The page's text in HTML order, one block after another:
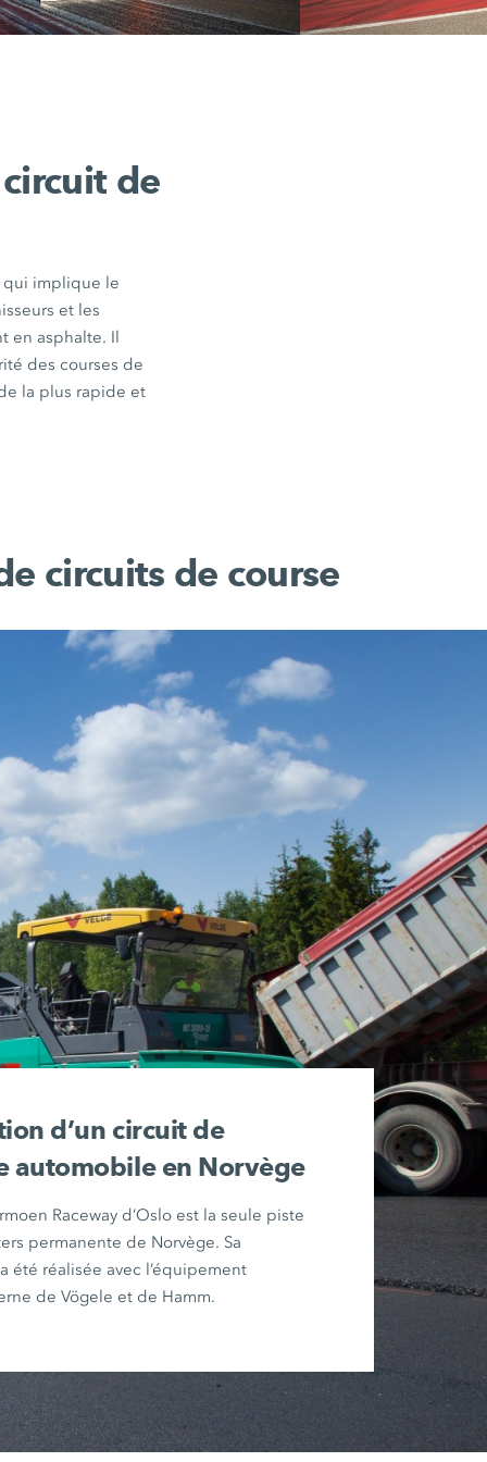
Wirtgen a enlevé toutes les
de
qui implique le
et les
en asphalte. Il
des courses de
la plus rapide et
circuits de course
d’un circuit de
automobile en Norvège
Raceway d’Oslo est la seule piste
permanente de Norvège. Sa
été réalisée avec l’équipement
de Vögele et de Hamm.